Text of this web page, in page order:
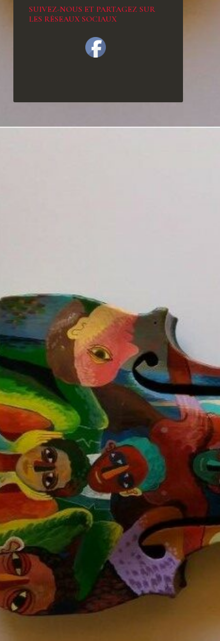
SUIVEZ-NOUS ET PARTAGEZ SUR
LES RÉSEAUX SOCIAUX